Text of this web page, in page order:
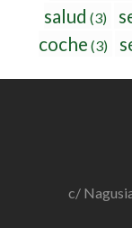
salud (3)
coche (3)
c/